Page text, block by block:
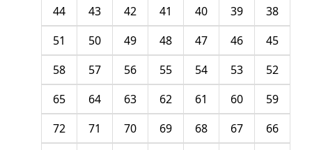
38
39
40
41
42
43
44
45
46
47
48
49
50
51
52
53
54
55
56
57
58
59
60
61
62
63
64
65
66
67
68
69
70
71
72